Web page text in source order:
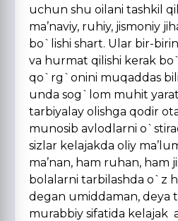
uchun shu oilani tashkil
ma’naviy, ruhiy, jismoniy
bo`lishi shart. Ular bir-
va hurmat qilishi kerak
qo`rg`onini muqaddas
unda sog`lom muhit
tarbiyalay olishga qodir
munosib avlodlarni
sizlar kelajakda oliy
ma’nan, ham ruhan, ham
bolalarni tarbilashda o`z
degan umiddaman, deya
murabbiy sifatida kelajak